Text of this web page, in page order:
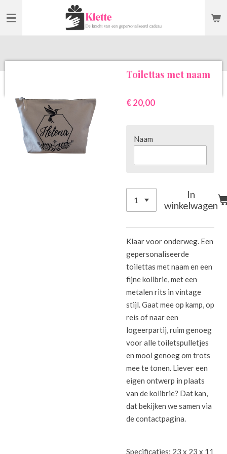
direct
hoofdinhoud
Toilettas met naam
€ 20,00
Naam
In
winkelwagen
Klaar voor onderweg. Een
gepersonaliseerde
toilettas met naam en een
fijne kolibrie, met een
metalen rits in vintage
stijl. Gaat mee op kamp, op
reis of naar een
logeerpartij, ruim genoeg
voor alle toiletspulletjes
en mooi genoeg om trots
mee te tonen. Liever een
eigen ontwerp in plaats
van de kolibrie? Dat kan,
dat bekijken we samen via
de contactpagina.
Specificaties: 23 x 23 x 11